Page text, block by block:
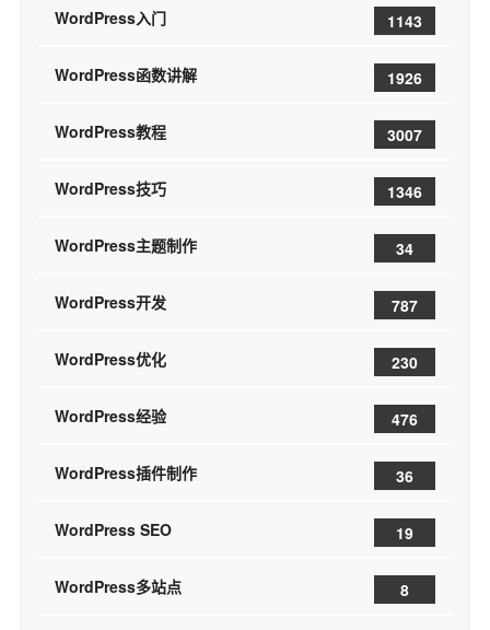
WordPress入门 1143
WordPress函数讲解 1926
WordPress教程 3007
WordPress技巧 1346
WordPress主题制作 34
WordPress开发 787
WordPress优化 230
WordPress经验 476
WordPress插件制作 36
WordPress SEO 19
WordPress多站点 8